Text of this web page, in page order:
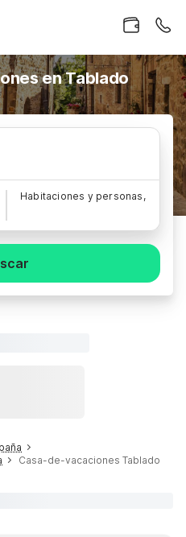
en Tablado
Habitaciones y personas,
Casa-de-vacaciones Tablado